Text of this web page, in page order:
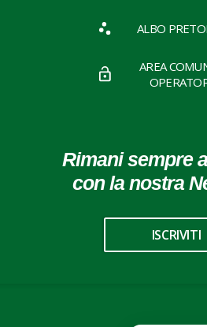
ALBO
AREA
Rimani sempre
con la nostra
ISCRIVITI